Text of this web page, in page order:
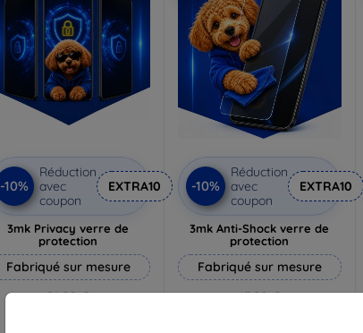
-10%
Réduction
avec
coupon
EXTRA10
3mk Privacy verre de
protection
Fabriqué sur mesure
21,90 €
-10%
Réduction
avec
coupon
EXTRA10
3mk Anti-Shock verre de
protection
Fabriqué sur mesure
17,90 €